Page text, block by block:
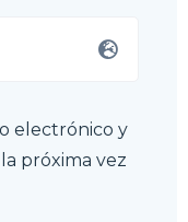
electrónico y
próxima vez